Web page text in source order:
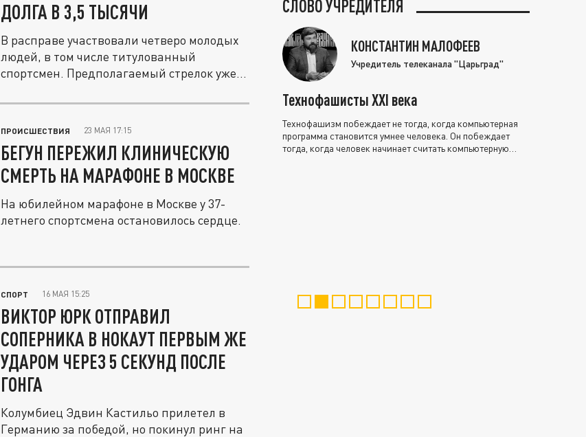
ДОЛГА В 3,5 ТЫСЯЧИ
В расправе участвовали четверо молодых
людей, в том числе титулованный
спортсмен. Предполагаемый стрелок уже...
ПРОИСШЕСТВИЯ 23 МАЯ 17:15
БЕГУН ПЕРЕЖИЛ КЛИНИЧЕСКУЮ
СМЕРТЬ НА МАРАФОНЕ В МОСКВЕ
На юбилейном марафоне в Москве у 37-
летнего спортсмена остановилось сердце.
СПОРТ 16 МАЯ 15:25
ВИКТОР ЮРК ОТПРАВИЛ
СОПЕРНИКА В НОКАУТ ПЕРВЫМ ЖЕ
УДАРОМ ЧЕРЕЗ 5 СЕКУНД ПОСЛЕ
ГОНГА
Колумбиец Эдвин Кастильо прилетел в
Германию за победой, но покинул ринг на
СЛОВО УЧРЕДИТЕЛЯ
КОНСТАНТИН МАЛОФЕЕВ
Учредитель телеканала "Царьград"
Технофашисты XXI века
Технофашизм побеждает не тогда, когда компьютерная
программа становится умнее человека. Он побеждает
тогда, когда человек начинает считать компьютерную